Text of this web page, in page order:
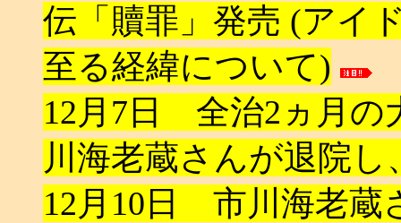
伝「贖罪」発売 (アイ
至る経緯について)
12月7日 全治2ヵ月の
川海老蔵さんが退院し
12月10日 市川海老蔵